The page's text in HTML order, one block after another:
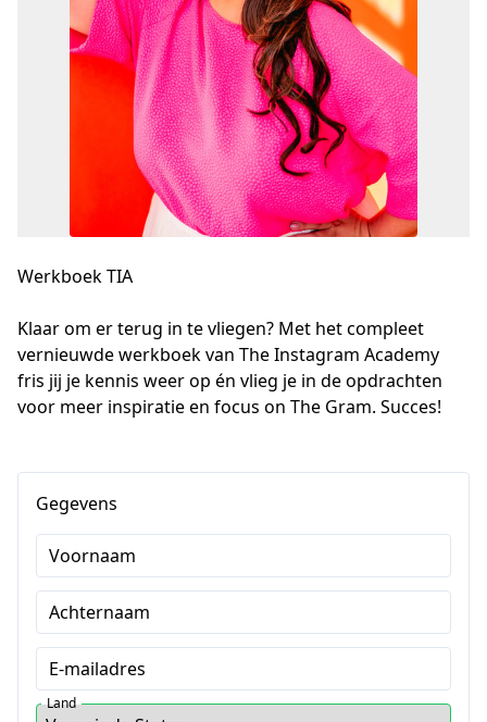
Werkboek TIA
Klaar om er terug in te vliegen? Met het compleet
vernieuwde werkboek van The Instagram Academy
fris jij je kennis weer op én vlieg je in de opdrachten
voor meer inspiratie en focus on The Gram. Succes!
Gegevens
Voornaam
Achternaam
E-mailadres
Land